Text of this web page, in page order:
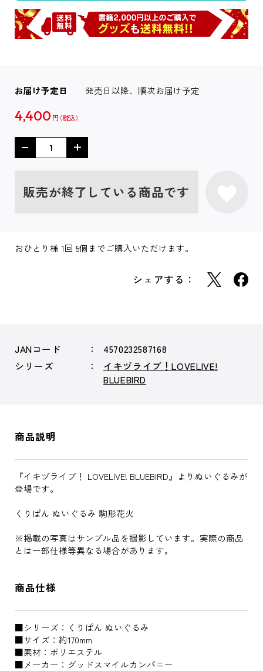
お届け予定日 発売日以降、順次お届け予定
4,400 円
販売が終了している商品です
おひとり様 1回 5個までご購入いただけます。
シェアする：
JANコード
4570232587168
シリーズ
イキヅライブ！LOVELIVE!
BLUEBIRD
商品説明
『イキヅライブ！ LOVELIVE! BLUEBIRD』よりぬいぐるみが
登場です。
くりぱん ぬいぐるみ 駒形花火
※掲載の写真はサンプル品を撮影しています。実際の商品
とは一部仕様等異なる場合があります。
商品仕様
■シリーズ：くりぱん ぬいぐるみ
■サイズ：約170mm
■素材：ポリエステル
■メーカー：グッドスマイルカンパニー